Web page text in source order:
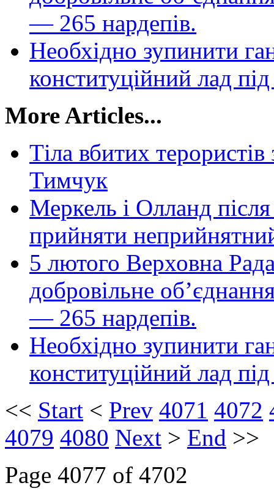
— 265 нардепів.
Необхідно зупинити
конституційний лад
More Articles...
Тіла вбитих
Тимчук
Меркель і Олланд
прийняти
5 лютого Верховна
добровільне
— 265 нардепів.
Необхідно зупинити
конституційний лад
<< Start < Prev 4071 4072
4079 4080 Next > End >>
Page 4077 of 4702